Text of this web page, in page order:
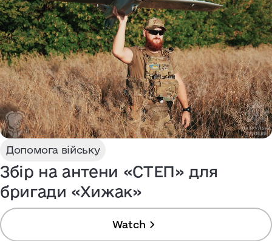
Допомога війську
Збір на антени «СТЕП» для
бригади «Хижак»
Watch